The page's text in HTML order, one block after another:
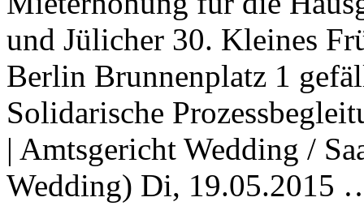
und Jülicher 30. Kleines
Berlin Brunnenplatz 1
Solidarische
| Amtsgericht Wedding /
Wedding) Di, 19.05.2015